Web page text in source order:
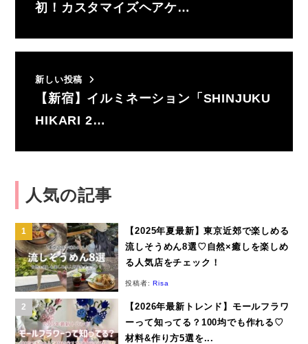
初！カスタマイズヘアケ…
新しい投稿
【新宿】イルミネーション「SHINJUKU
HIKARI 2…
人気の記事
【2025年夏最新】東京近郊で楽しめる
流しそうめん8選♡自然×癒しを楽しめ
る人気店をチェック！
投稿者:Risa
【2026年最新トレンド】モールフラワ
ーって知ってる？100均でも作れる♡
材料&作り方5選を...